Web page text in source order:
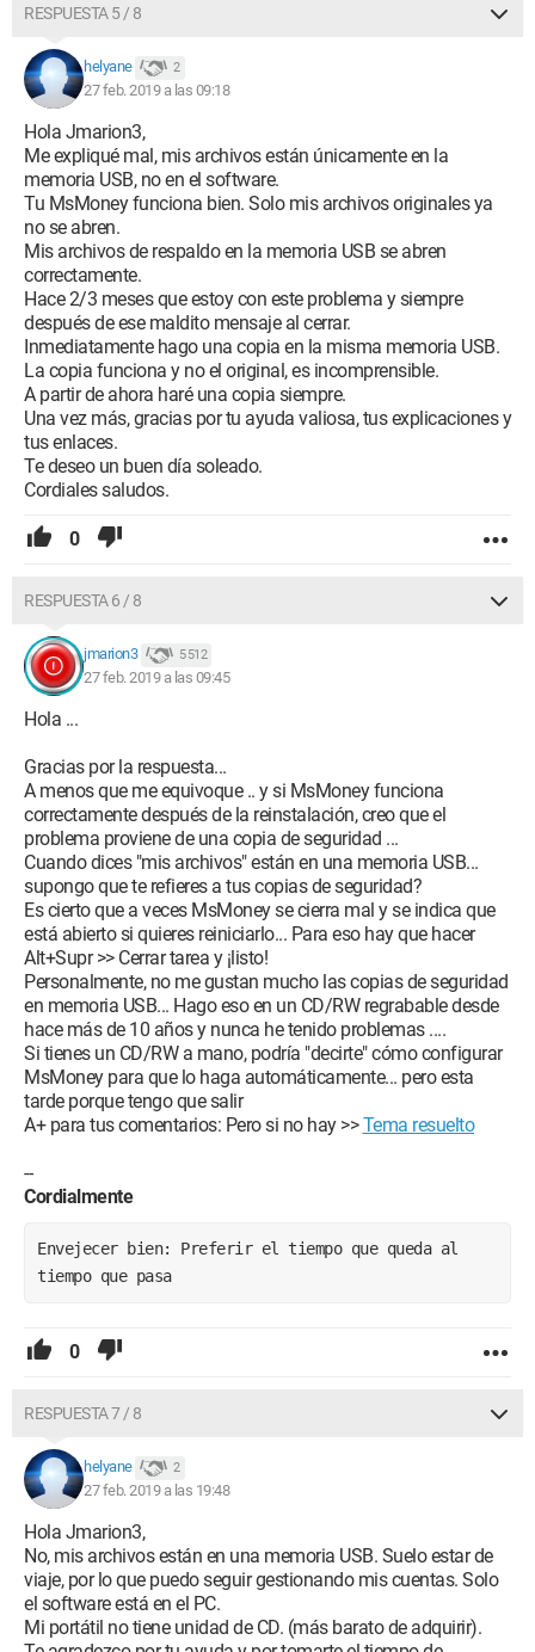
RESPUESTA 5 / 8
helyane 2
27 feb. 2019 a las 09:18
Hola Jmarion3,
Me expliqué mal, mis archivos están únicamente en la
memoria USB, no en el software.
Tu MsMoney funciona bien. Solo mis archivos originales ya
no se abren.
Mis archivos de respaldo en la memoria USB se abren
correctamente.
Hace 2/3 meses que estoy con este problema y siempre
después de ese maldito mensaje al cerrar.
Inmediatamente hago una copia en la misma memoria USB.
La copia funciona y no el original, es incomprensible.
A partir de ahora haré una copia siempre.
Una vez más, gracias por tu ayuda valiosa, tus explicaciones y
tus enlaces.
Te deseo un buen día soleado.
Cordiales saludos.
0
RESPUESTA 6 / 8
jmarion3 5 512
27 feb. 2019 a las 09:45
Hola ...
Gracias por la respuesta...
A menos que me equivoque .. y si MsMoney funciona
correctamente después de la reinstalación, creo que el
problema proviene de una copia de seguridad ...
Cuando dices "mis archivos" están en una memoria USB...
supongo que te refieres a tus copias de seguridad?
Es cierto que a veces MsMoney se cierra mal y se indica que
está abierto si quieres reiniciarlo... Para eso hay que hacer
Alt+Supr >> Cerrar tarea y ¡listo!
Personalmente, no me gustan mucho las copias de seguridad
en memoria USB... Hago eso en un CD/RW regrabable desde
hace más de 10 años y nunca he tenido problemas ....
Si tienes un CD/RW a mano, podría "decirte" cómo configurar
MsMoney para que lo haga automáticamente... pero esta
tarde porque tengo que salir
A+ para tus comentarios: Pero si no hay >>Tema resuelto
--
Cordialmente
Envejecer bien: Preferir el tiempo que queda al
tiempo que pasa
0
RESPUESTA 7 / 8
helyane 2
27 feb. 2019 a las 19:48
Hola Jmarion3,
No, mis archivos están en una memoria USB. Suelo estar de
viaje, por lo que puedo seguir gestionando mis cuentas. Solo
el software está en el PC.
Mi portátil no tiene unidad de CD. (más barato de adquirir).